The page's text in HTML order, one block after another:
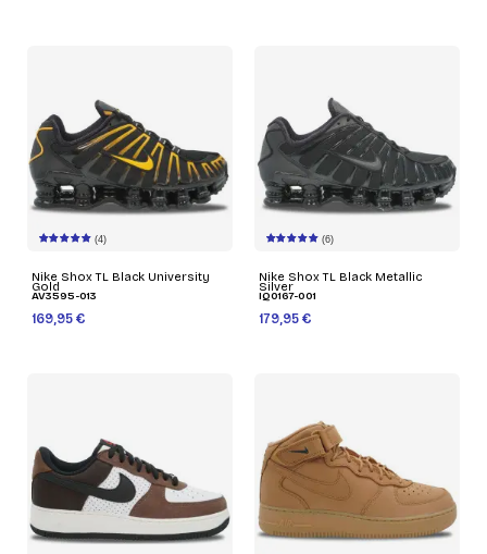
(4)
Nike Shox TL Black University
Gold
AV3595-013
169,95 €
(6)
Nike Shox TL Black Metallic
Silver
IQ0167-001
179,95 €